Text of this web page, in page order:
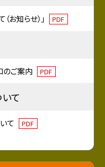
お知らせ）」 PDF
のご案内 PDF
て
て PDF